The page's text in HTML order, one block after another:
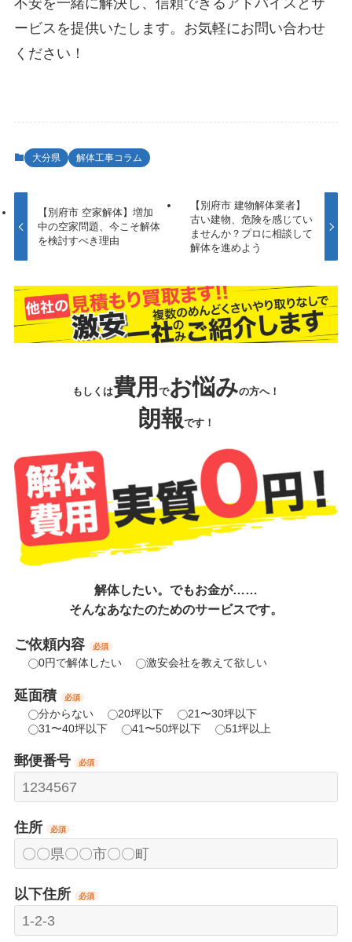
ービスを提供いたします。お気軽にお問い合わせ
ください！
大分県 解体工事コラム
【別府市 空家解体】増加
中の空家問題、今こそ解体
を検討すべき理由
【別府市 建物解体業者】
古い建物、危険を感じてい
ませんか？プロに相談して
解体を進めよう
もしくは費用 でお悩みの方へ！
朗報です！
解体したい。でもお金が……
そんなあなたのためのサービスです。
ご依頼内容 必須
0円で解体したい 激安会社を教えて欲しい
延面積 必須
分からない 20坪以下
21〜30坪以下
31〜40坪以下
41〜50坪以下 51坪以上
郵便番号 必須
住所 必須
以下住所 必須